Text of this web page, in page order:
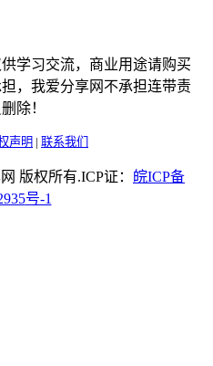
学习交流，商业用途请购买
，我爱分享网不承担连带责
除！
声明 | 联系我们
版权所有.ICP证： 皖ICP备
号-1